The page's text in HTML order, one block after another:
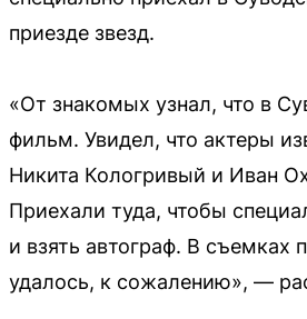
приезде звезд.
«От знакомых узнал, что в
фильм. Увидел, что актеры
Никита Кологривый и Иван
Приехали туда, чтобы
и взять автограф. В съемках
удалось, к сожалению», —